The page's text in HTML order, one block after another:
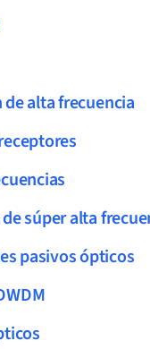
alta frecuencia
súper alta
pasivos ópticos